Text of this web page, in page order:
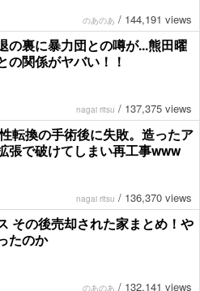
のあのあ / 144,191 views
の裏に暴力団との噂が...熊田曜
の関係がヤバい！！
nagai ritsu / 137,375 views
転換の手術後に失敗。造ったア
張で破けてしまい再工事www
nagai ritsu / 136,370 views
その後売却された家まとめ！や
たのか
のあのあ / 132,141 views